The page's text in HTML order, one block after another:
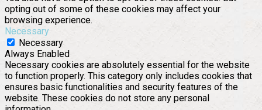
opting out of some of these cookies may affect your
browsing experience.
Necessary
Necessary
Always Enabled
Necessary cookies are absolutely essential for the website
to function properly. This category only includes cookies that
ensures basic functionalities and security features of the
website. These cookies do not store any personal